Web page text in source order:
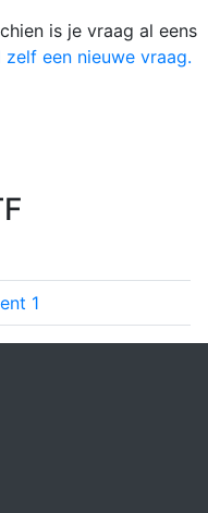
is je vraag al eens
zelf een nieuwe vraag.
1